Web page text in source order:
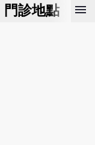
門診地點 預
menu